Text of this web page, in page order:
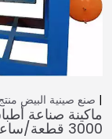
صنع صينية البيض
ماكينة صناعة
3000 قطعة/ساعة